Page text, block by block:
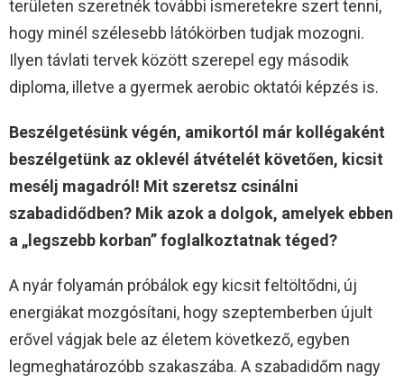
területen szeretnék további ismeretekre szert tenni,
hogy minél szélesebb látókörben tudjak mozogni.
Ilyen távlati tervek között szerepel egy második
diploma, illetve a gyermek aerobic oktatói képzés is.
Beszélgetésünk végén, amikortól már kollégaként
beszélgetünk az oklevél átvételét követően, kicsit
mesélj magadról! Mit szeretsz csinálni
szabadidődben? Mik azok a dolgok, amelyek ebben
a „legszebb korban” foglalkoztatnak téged?
A nyár folyamán próbálok egy kicsit feltöltődni, új
energiákat mozgósítani, hogy szeptemberben újult
erővel vágjak bele az életem következő, egyben
legmeghatározóbb szakaszába. A szabadidőm nagy